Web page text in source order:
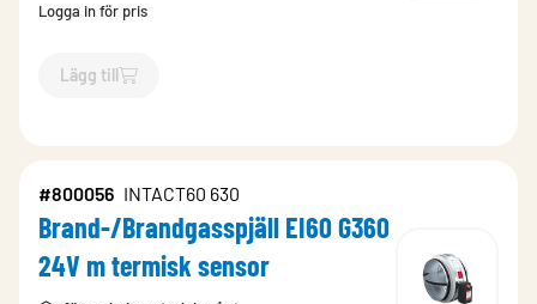
Logga in för pris
Lägg till
`$Lägg till
#800056 INTACT60 630
Brand-/Brandgasspjäll EI60 G360
24V m termisk sensor